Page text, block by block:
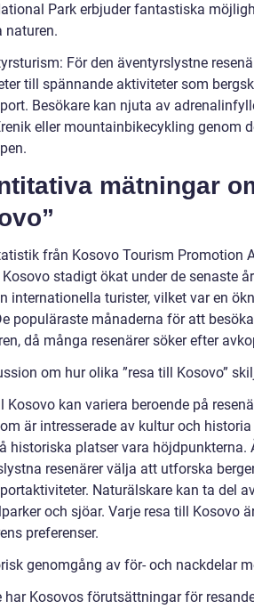
Park erbjuder fantastiska
naturen.
För den äventyrslystne
till spännande aktiviteter som
Besökare kan njuta av
eller mountainbikecykling genom
mätningar
från Kosovo Tourism Promotion
stadigt ökat under de senaste
internationella turister, vilket var en
populäraste månaderna för att
då många resenärer söker efter
om hur olika ”resa till Kosovo”
Kosovo kan variera beroende på
är intresserade av kultur och
historiska platser vara höjdpunkterna.
resenärer välja att utforska
Naturälskare kan ta del
och sjöar. Varje resa till Kosovo
preferenser.
genomgång av för- och nackdelar
har Kosovos förutsättningar för